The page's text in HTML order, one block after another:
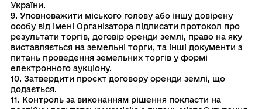
України.
9. Уповноважити міського голову або іншу довірену
особу від імені Організатора підписати протокол про
результати торгів, договір оренди землі, право на яку
виставляється на земельні торги, та інші документи з
питань проведення земельних торгів у формі
електронного аукціону.
10. Затвердити проєкт договору оренди землі, що
додається.
11. Контроль за виконанням рiшення покласти на